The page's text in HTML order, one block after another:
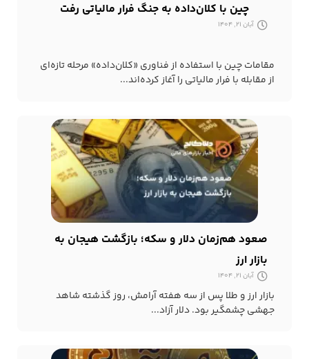
چین با کلان‌داده به جنگ فرار مالیاتی رفت
آبان 21, 1404
مقامات چین با استفاده از فناوری «کلان‌داده» مرحله تازه‌ای
از مقابله با فرار مالیاتی را آغاز کرده‌اند...
صعود هم‌زمان دلار و سکه؛ بازگشت هیجان به
بازار ارز
آبان 21, 1404
بازار ارز و طلا پس از سه هفته آرامش، روز گذشته شاهد
جهشی چشمگیر بود. دلار آزاد...